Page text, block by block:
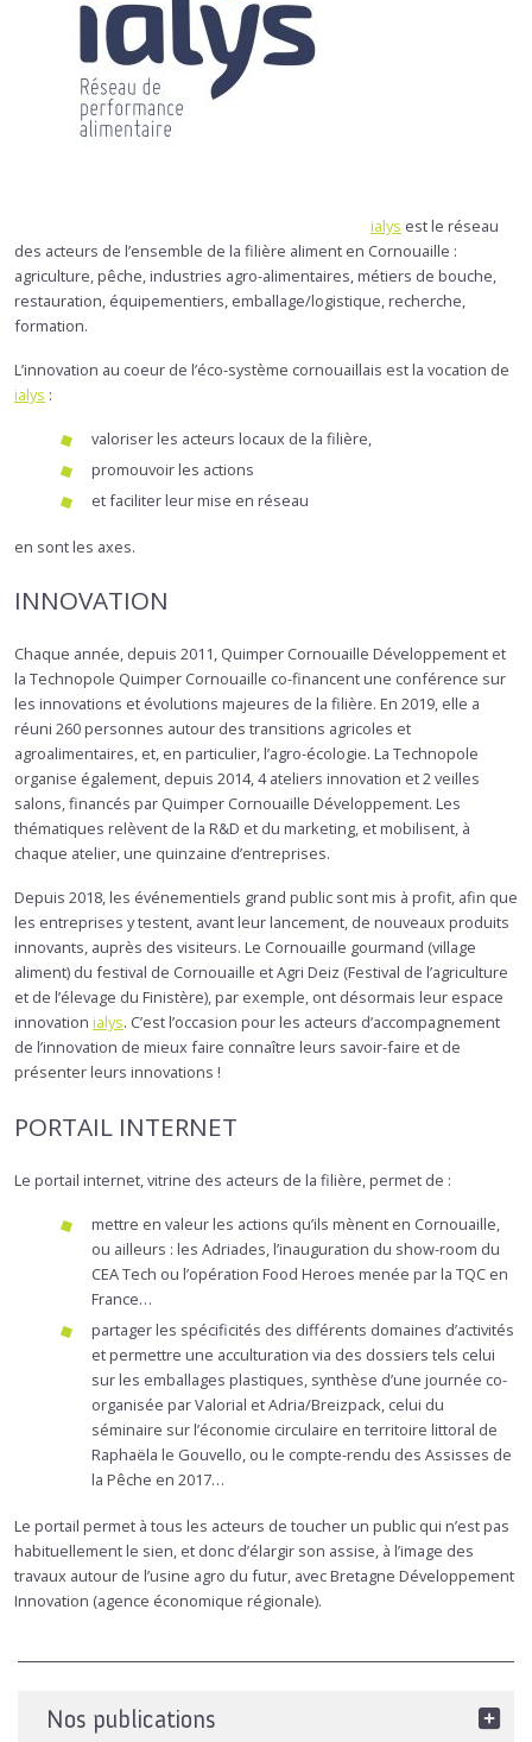
ialys est le réseau
des acteurs de l’ensemble de la filière aliment en Cornouaille :
agriculture, pêche, industries agro-alimentaires, métiers de bouche,
restauration, équipementiers, emballage/logistique, recherche,
formation.
L’innovation au coeur de l’éco-système cornouaillais est la vocation de
ialys :
valoriser les acteurs locaux de la filière,
promouvoir les actions
et faciliter leur mise en réseau
en sont les axes.
INNOVATION
Chaque année, depuis 2011, Quimper Cornouaille Développement et
la Technopole Quimper Cornouaille co-financent une conférence sur
les innovations et évolutions majeures de la filière. En 2019, elle a
réuni 260 personnes autour des transitions agricoles et
agroalimentaires, et, en particulier, l’agro-écologie. La Technopole
organise également, depuis 2014, 4 ateliers innovation et 2 veilles
salons, financés par Quimper Cornouaille Développement. Les
thématiques relèvent de la R&D et du marketing, et mobilisent, à
chaque atelier, une quinzaine d’entreprises.
Depuis 2018, les événementiels grand public sont mis à profit, afin que
les entreprises y testent, avant leur lancement, de nouveaux produits
innovants, auprès des visiteurs. Le Cornouaille gourmand (village
aliment) du festival de Cornouaille et Agri Deiz (Festival de l’agriculture
et de l’élevage du Finistère), par exemple, ont désormais leur espace
innovation ialys. C’est l’occasion pour les acteurs d’accompagnement
de l’innovation de mieux faire connaître leurs savoir-faire et de
présenter leurs innovations !
PORTAIL INTERNET
Le portail internet, vitrine des acteurs de la filière, permet de :
mettre en valeur les actions qu’ils mènent en Cornouaille,
ou ailleurs : les Adriades, l’inauguration du show-room du
CEA Tech ou l’opération Food Heroes menée par la TQC en
France…
partager les spécificités des différents domaines d’activités
et permettre une acculturation via des dossiers tels celui
sur les emballages plastiques, synthèse d’une journée co-
organisée par Valorial et Adria/Breizpack, celui du
séminaire sur l’économie circulaire en territoire littoral de
Raphaëla le Gouvello, ou le compte-rendu des Assisses de
la Pêche en 2017…
Le portail permet à tous les acteurs de toucher un public qui n’est pas
habituellement le sien, et donc d’élargir son assise, à l’image des
travaux autour de l’usine agro du futur, avec Bretagne Développement
Innovation (agence économique régionale).
Nos publications